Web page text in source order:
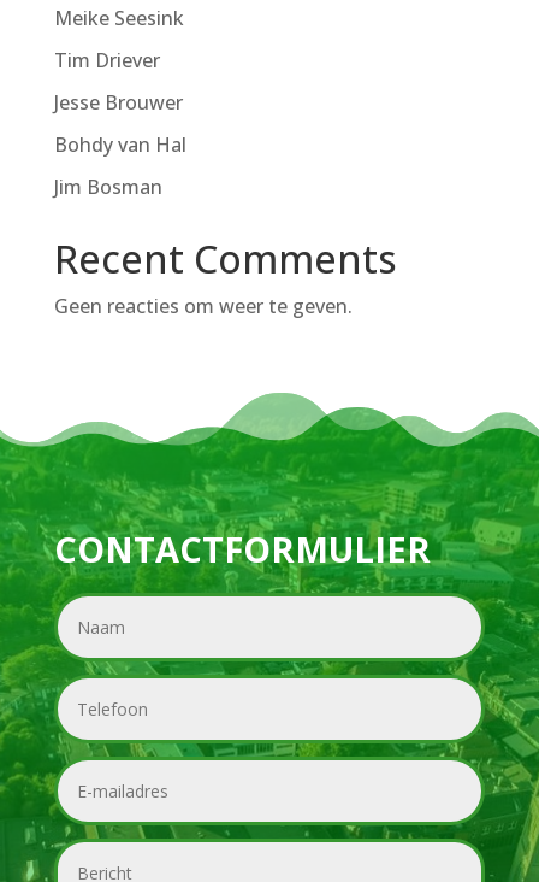
Meike Seesink
Tim Driever
Jesse Brouwer
Bohdy van Hal
Jim Bosman
Recent Comments
Geen reacties om weer te geven.
CONTACTFORMULIER